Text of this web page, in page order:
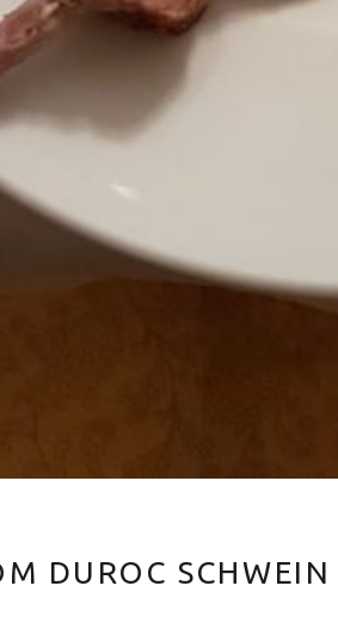
DUROC SCHWEIN